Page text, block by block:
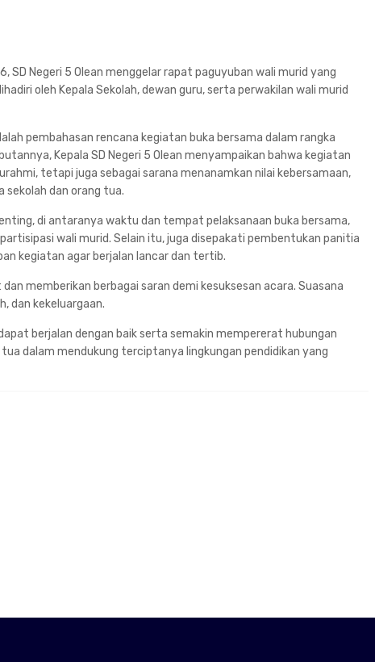
SD Negeri 5 Olean menggelar rapat paguyuban wali murid yang
oleh Kepala Sekolah, dewan guru, serta perwakilan wali murid
pembahasan rencana kegiatan buka bersama dalam rangka
Kepala SD Negeri 5 Olean menyampaikan bahwa kegiatan
tetapi juga sebagai sarana menanamkan nilai kebersamaan,
sekolah dan orang tua.
di antaranya waktu dan tempat pelaksanaan buka bersama,
wali murid. Selain itu, juga disepakati pembentukan panitia
kegiatan agar berjalan lancar dan tertib.
memberikan berbagai saran demi kesuksesan acara. Suasana
dan kekeluargaan.
berjalan dengan baik serta semakin mempererat hubungan
dalam mendukung terciptanya lingkungan pendidikan yang